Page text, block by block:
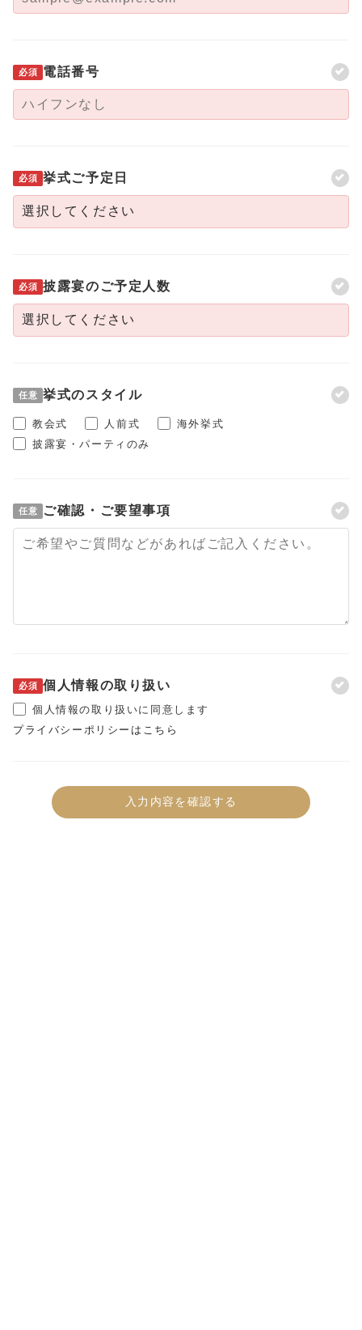
必須 電話番号
必須 挙式ご予定日
必須 披露宴のご予定人数
任意 挙式のスタイル
教会式 人前式
海外挙式
披露宴・パーティのみ
任意 ご確認・ご要望事項
必須 個人情報の取り扱い
個人情報の取り扱いに同意します
プライバシーポリシーはこちら
入力内容を確認する